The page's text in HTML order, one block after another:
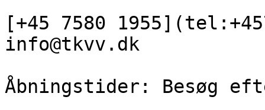
[+45 7580
info@tkvv.dk
Åbningstider: Besøg